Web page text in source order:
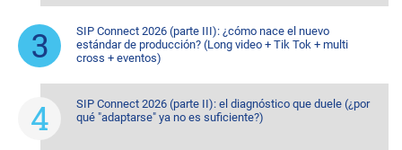
SIP Connect 2026 (parte III): ¿cómo nace el nuevo
estándar de producción? (Long video + Tik Tok + multi
cross + eventos)
SIP Connect 2026 (parte II): el diagnóstico que duele (¿por
qué "adaptarse" ya no es suficiente?)